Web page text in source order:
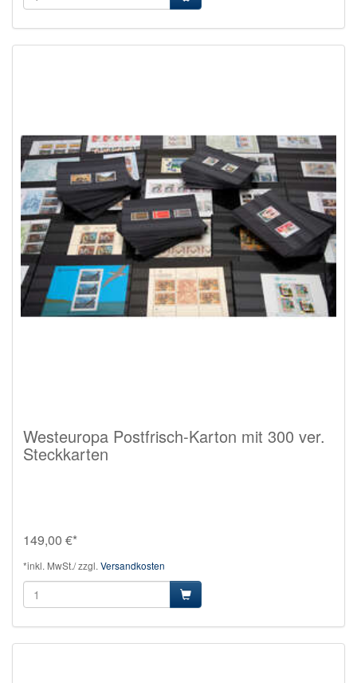
Westeuropa Postfrisch-Karton mit 300 ver.
Steckkarten
149,00 €*
*inkl. MwSt./ zzgl. Versandkosten